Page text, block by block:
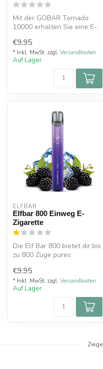
Mit der GOBAR Tornado
10000 erhalten Sie eine E-
großen ...
€9,95
* Inkl. MwSt. zzgl. Versandkosten
Auf Lager
ELFBAR
Elfbar 800 Einweg E-
Zigarette
Die Elf Bar 800 bietet dir bis
zu 800 Züge pures
ohne Nach...
€9,95
* Inkl. MwSt. zzgl. Versandkosten
Auf Lager
Zeige